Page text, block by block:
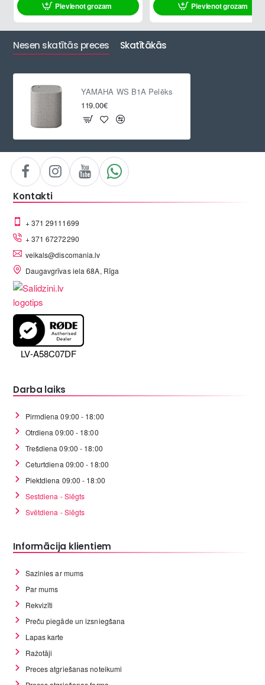
ATLAIDE
Pievienot grozam
ATLAIDE
Pievienot grozam
Nesen skatītās preces Skatītākās
YAMAHA WS B1A Pelēks
119.00€
Kontakti
+ 371 29111699
+ 371 67272290
veikals@discomania.lv
Daugavgrīvas iela 68A, Rīga
LV-A58C07DF
Darba laiks
Pirmdiena 09:00 - 18:00
Otrdiena 09:00 - 18:00
Trešdiena 09:00 - 18:00
Ceturtdiena 09:00 - 18:00
Piektdiena 09:00 - 18:00
Sestdiena - Slēgts
Svētdiena - Slēgts
Informācija klientiem
Sazinies ar mums
Par mums
Rekvizīti
Preču piegāde un izsniegšana
Lapas karte
Ražotāji
Preces atgriešanas noteikumi